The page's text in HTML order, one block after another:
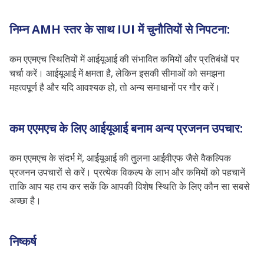
निम्न AMH स्तर के साथ IUI में चुनौतियों से निपटना:
कम एएमएच स्थितियों में आईयूआई की संभावित कमियों और प्रतिबंधों पर
चर्चा करें। आईयूआई में क्षमता है, लेकिन इसकी सीमाओं को समझना
महत्वपूर्ण है और यदि आवश्यक हो, तो अन्य समाधानों पर गौर करें।
कम एएमएच के लिए आईयूआई बनाम अन्य प्रजनन उपचार:
कम एएमएच के संदर्भ में, आईयूआई की तुलना आईवीएफ जैसे वैकल्पिक
प्रजनन उपचारों से करें। प्रत्येक विकल्प के लाभ और कमियों को पहचानें
ताकि आप यह तय कर सकें कि आपकी विशेष स्थिति के लिए कौन सा सबसे
अच्छा है।
निष्कर्ष